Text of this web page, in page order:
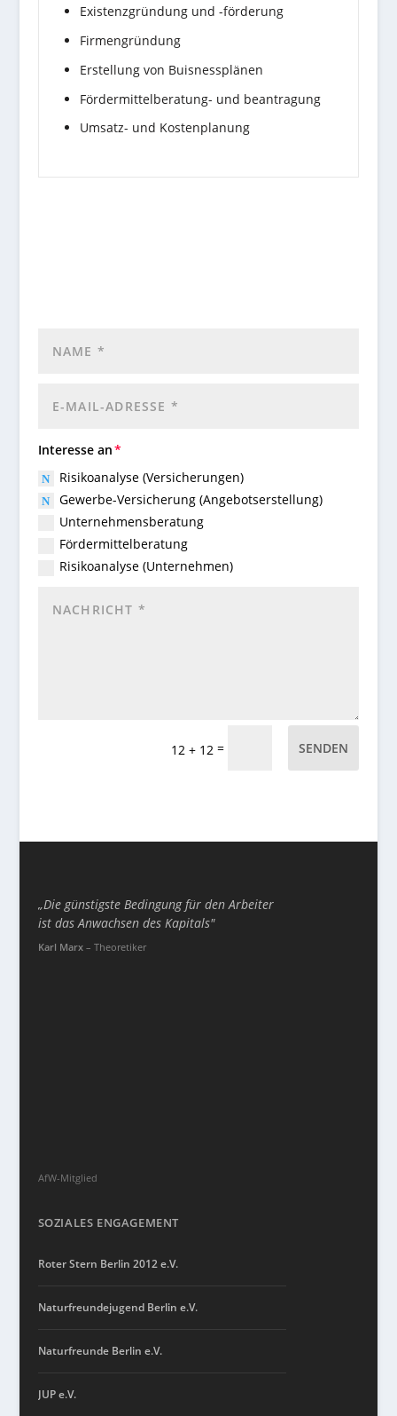
Existenzgründung und -förderung
Firmengründung
Erstellung von Buisnessplänen
Fördermittelberatung- und beantragung
Umsatz- und Kostenplanung
Interesse an
Risikoanalyse (Versicherungen)
Gewerbe-Versicherung (Angebotserstellung)
Unternehmensberatung
Fördermittelberatung
Risikoanalyse (Unternehmen)
12 + 12 = SENDEN
„Die günstigste Bedingung für den Arbeiter
ist das Anwachsen des Kapitals"
Karl Marx– Theoretiker
AfW-Mitglied
SOZIALES ENGAGEMENT
Roter Stern Berlin 2012 e.V.
Naturfreundejugend Berlin e.V.
Naturfreunde Berlin e.V.
JUP e.V.